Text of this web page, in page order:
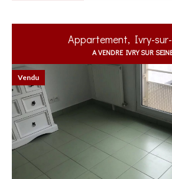
Appartement, Ivry-
A VENDRE IVRY SUR
Vendu